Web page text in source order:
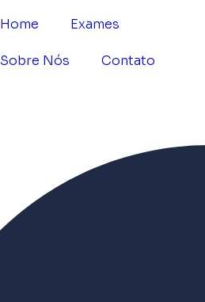
Home Exames
Sobre Nós Contato